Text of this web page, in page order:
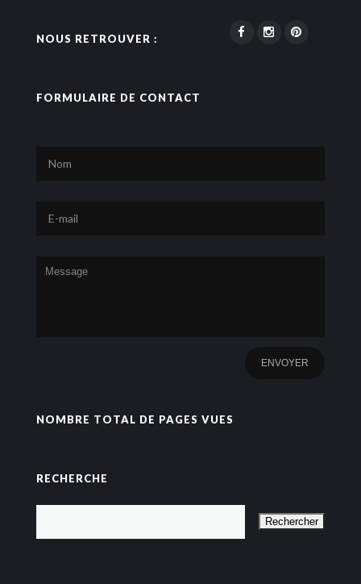
NOUS RETROUVER :
FORMULAIRE DE CONTACT
NOMBRE TOTAL DE PAGES VUES
RECHERCHE